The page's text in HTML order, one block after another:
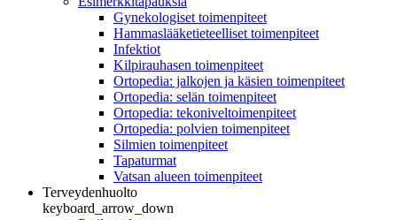
Gynekologiset toimenpiteet
Hammaslääketieteelliset toimenpiteet
Infektiot
Kilpirauhasen toimenpiteet
Ortopedia: jalkojen ja käsien toimenpiteet
Ortopedia: selän toimenpiteet
Ortopedia: tekoniveltoimenpiteet
Ortopedia: polvien toimenpiteet
Silmien toimenpiteet
Tapaturmat
Vatsan alueen toimenpiteet
Terveydenhuolto
keyboard_arrow_down